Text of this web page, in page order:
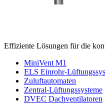
Effiziente Lösungen für die
MiniVent M1
ELS Einrohr-
Zuluftautomaten
Zentral-Lüftungssysteme
DVEC Dachventilatoren